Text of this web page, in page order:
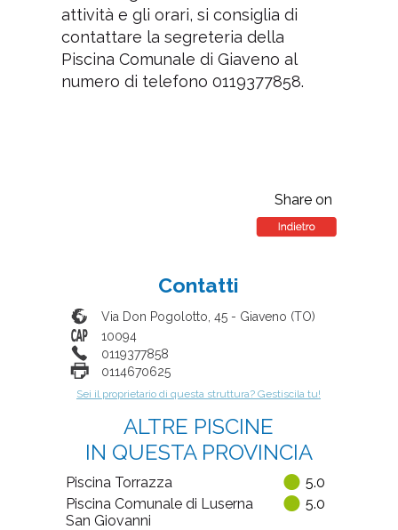
attività e gli orari, si consiglia di
contattare la segreteria della
Piscina Comunale di Giaveno al
numero di telefono 0119377858.
Share on
Contatti
Via Don Pogolotto, 45- Giaveno (TO)
10094
0119377858
0114670625
Sei il proprietario di questa struttura? Gestiscila tu!
ALTRE PISCINE
IN QUESTA PROVINCIA
Piscina Torrazza
5.0
Piscina Comunale di Luserna
San Giovanni
5.0